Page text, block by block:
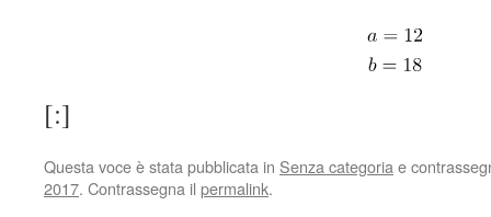
[:]
Questa voce è stata pubblicata in Senza categoria e
2017. Contrassegna il permalink.